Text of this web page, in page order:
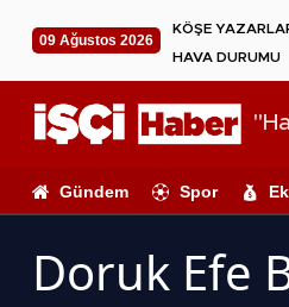
09 Ağustos 2026
KÖŞE
HAVA DURUMU
Gündem Spor
Doruk Efe